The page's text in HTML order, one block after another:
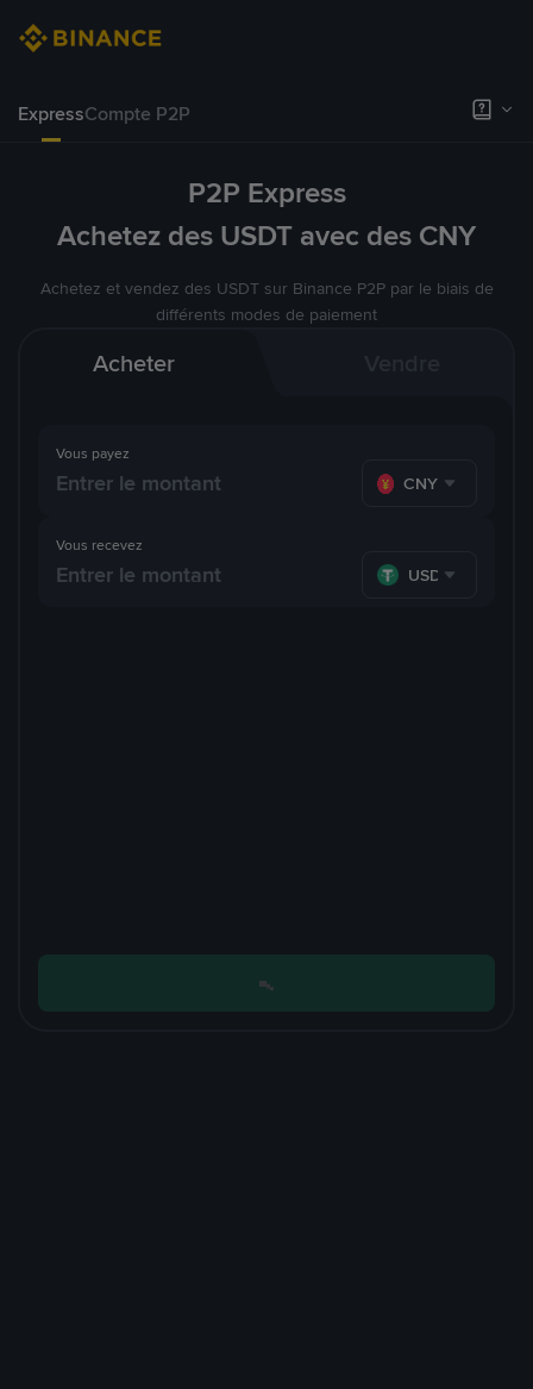
ExpressCompte P2P
P2P Express
Achetez des USDT avec des CNY
Achetez et vendez des USDT sur Binance P2P par le biais de
différents modes de paiement
Acheter
Vous payez
CNY
Vous recevez
USDT